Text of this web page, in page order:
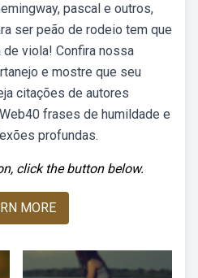
pascal e outros,
ser peão de rodeio tem que
viola! Confira nossa
e mostre que seu
citações de autores
frases de humildade e
profundas.
click the button below.
MORE